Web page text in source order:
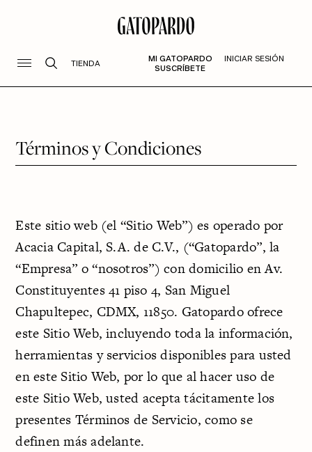
TIENDA
MI GATOPARDO
SUSCRÍBETE
INICIAR SESIÓN
Términos y Condiciones
Este sitio web (el “Sitio Web”) es operado por
Acacia Capital, S.A. de C.V., (“Gatopardo”, la
“Empresa” o “nosotros”) con domicilio en Av.
Constituyentes 41 piso 4, San Miguel
Chapultepec, CDMX, 11850. Gatopardo ofrece
este Sitio Web, incluyendo toda la información,
herramientas y servicios disponibles para usted
en este Sitio Web, por lo que al hacer uso de
este Sitio Web, usted acepta tácitamente los
presentes Términos de Servicio, como se
definen más adelante.